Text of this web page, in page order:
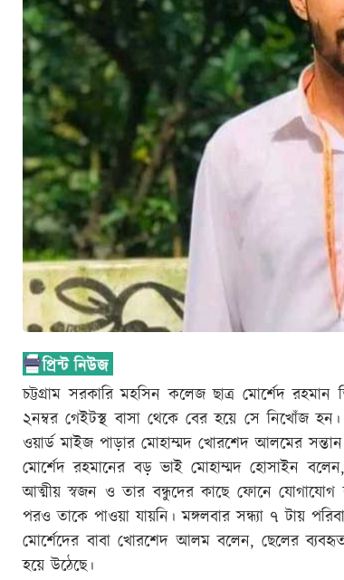
চট্টগ্রাম সরকারি মহসিন কলেজ ছাত্র মোর্শেদ
২নম্বর গেইটস্থ বাসা থেকে বের হয়ে সে নিখোঁজ
ওয়ার্ড মাইজ পাড়ার মোহাম্মদ খোরশেদ আলমের সন্তান।
মোর্শেদ রহমানের বড় ভাই মোহাম্মদ হোসাইন
আত্মীয় স্বজন ও তার বন্ধুদের কাছে ফোনে যোগাযোগ
পরও তাকে পাওয়া যায়নি। মঙ্গলবার সন্ধ্যা ৭ টায়
মোর্শেদের বাবা খোরশেদ আলম বলেন, ছেলের
হয়ে উঠেছে।